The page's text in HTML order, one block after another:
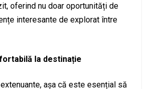
oferind nu doar oportunități de
interesante de explorat între
la destinație
așa că este esențial să